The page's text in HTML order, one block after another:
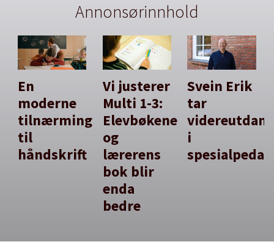
Annonsørinnhold
En
moderne
tilnærming
til
håndskrift
Vi justerer
Multi 1-3:
Elevbøkene
og
lærerens
bok blir
enda
bedre
Svein Erik
tar
i